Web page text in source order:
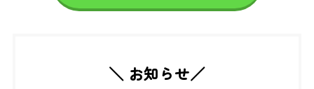
＼ お知らせ／